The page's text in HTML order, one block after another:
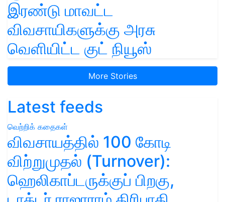
இரண்டு மாவட்ட
விவசாயிகளுக்கு அரசு
வெளியிட்ட குட் நியூஸ்
More Stories
Latest feeds
வெற்றிக் கதைகள்
விவசாயத்தில் 100 கோடி
விற்றுமுதல் (Turnover):
ஹெலிகாப்டருக்குப் பிறகு,